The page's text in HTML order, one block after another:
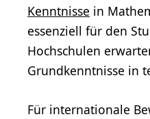
Kenntnisse in
essenziell für den
Hochschulen
Grundkenntnisse in
Für internationale